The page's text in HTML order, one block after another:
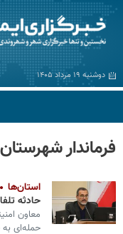
دوشنبه ۱۹ مرداد ۱۴۰۵
فرماندار
استان‌ها
حادثه
معاون
حمله‌ای